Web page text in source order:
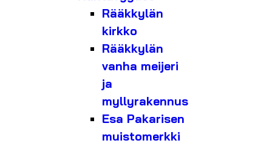
Rääkkylän
kirkko
Rääkkylän
vanha meijeri
ja
myllyrakennus
Esa Pakarisen
muistomerkki